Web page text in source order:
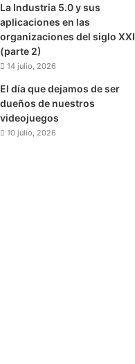
La Industria 5.0 y sus
aplicaciones en las
organizaciones del siglo XXI
(parte 2)
14 julio, 2026
El día que dejamos de ser
dueños de nuestros
videojuegos
10 julio, 2026